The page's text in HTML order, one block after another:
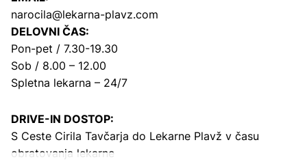
narocila@lekarna-plavz.com
DELOVNI ČAS:
Pon-pet / 7.30-19.30
Sob / 8.00 – 12.00
Spletna lekarna – 24/7
DRIVE-IN DOSTOP:
S Ceste Cirila Tavčarja do Lekarne Plavž v času
obratovanja lekarne